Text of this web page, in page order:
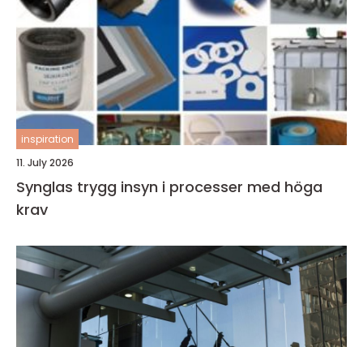
inspiration
11. July 2026
Synglas trygg insyn i processer med höga
krav